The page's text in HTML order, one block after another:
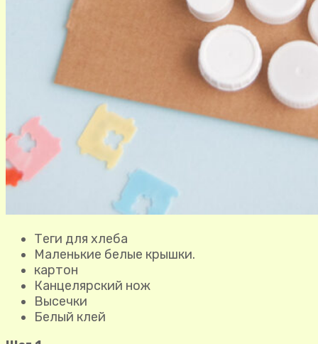
Теги для хлеба
Маленькие белые крышки.
картон
Канцелярский нож
Высечки
Белый клей